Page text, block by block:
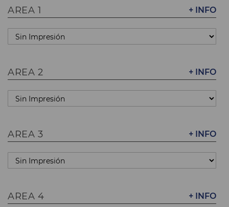
+ INFO
AREA 1
+ INFO
AREA 2
+ INFO
AREA 3
+ INFO
AREA 4